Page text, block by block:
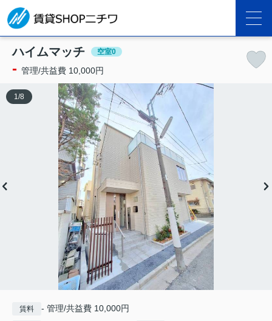
ハイムマッチ 空室0
- 管理/共益費 10,000円
1 /8
賃料 - 管理/共益費 10,000円